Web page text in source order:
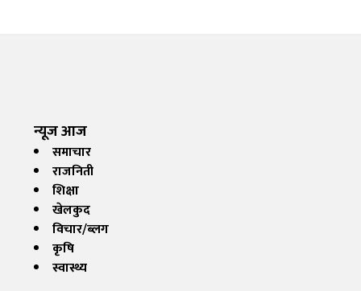
न्यूज आज
समाचार
राजनिती
शिक्षा
खेलकुद
विचार/ब्लग
कृषि
स्वास्थ्य